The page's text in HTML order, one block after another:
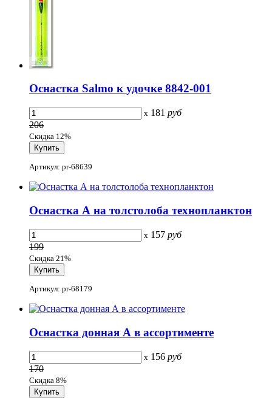
Оснастка Salmo к удочке 8842-001
x 181 руб
206
Скидка 12%
Артикул: pr-68639
Оснастка А на толстолоба технопланктон
x 157 руб
199
Скидка 21%
Артикул: pr-68179
Оснастка донная А в ассортименте
x 156 руб
170
Скидка 8%